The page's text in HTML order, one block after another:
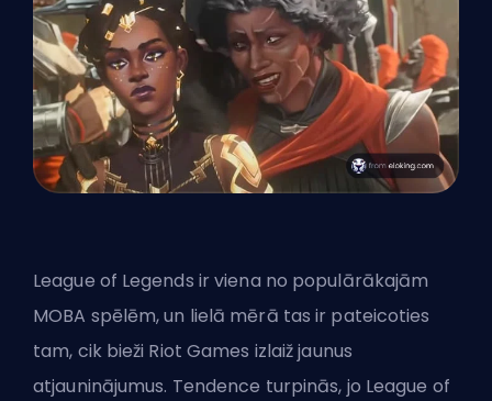
League of Legends ir viena no populārākajām
MOBA spēlēm, un lielā mērā tas ir pateicoties
tam, cik bieži Riot Games izlaiž jaunus
atjauninājumus. Tendence turpinās, jo League of